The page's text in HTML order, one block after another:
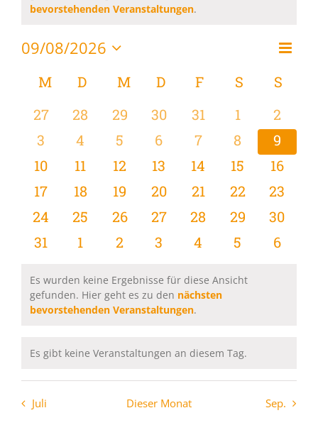
bevorstehenden Veranstaltungen.
Monat
09/08/2026
wählen.
Kalender
von
Veranstaltungen
MMONTAG
D DIENSTAG
MMITTWOCH
D DONNERSTAG
F FREITAG
S SAMSTAG
S
0
Veranstaltungen
27
0
Veranstaltungen
28
0
Veranstaltungen
29
0
Veranstaltungen
30
0
Veranstaltungen
31
0
1
0
2
0
Veranstaltungen
3
0
Veranstaltungen
4
0
Veranstaltungen
5
0
Veranstaltungen
6
0
Veranstaltungen
7
0
8
0
9
0
Veranstaltungen
10
0
Veranstaltungen
11
0
Veranstaltungen
12
0
Veranstaltungen
13
0
Veranstaltungen
14
0
15
0
16
0
Veranstaltungen
17
0
Veranstaltungen
18
0
Veranstaltungen
19
0
Veranstaltungen
20
0
Veranstaltungen
21
0
22
0
23
0
Veranstaltungen
24
0
Veranstaltungen
25
0
Veranstaltungen
26
0
Veranstaltungen
27
0
Veranstaltungen
28
0
29
0
30
0
31
0
1
0
2
0
3
0
4
0
5
0
6
Hinweis
Es wurden keine Ergebnisse für diese Ansicht
gefunden. Hier geht es zu den nächsten
bevorstehenden Veranstaltungen.
Hinweis
Es gibt keine Veranstaltungen an diesem Tag.
Juli Dieser Monat Sep.